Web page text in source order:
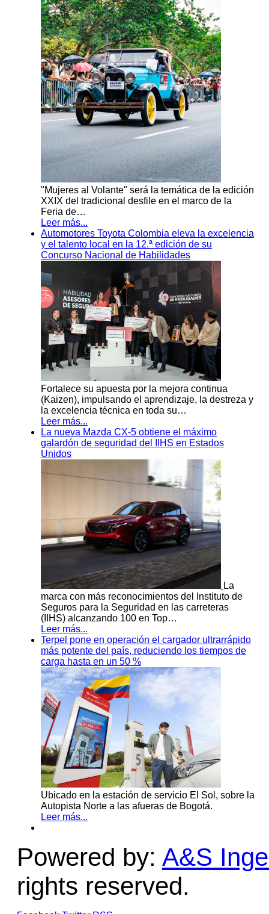
"Mujeres al Volante" será la temática de la edición
XXIX del tradicional desfile en el marco de la
Feria de…
Leer más...
Automotores Toyota Colombia eleva la excelencia
y el talento local en la 12.ª edición de su
Concurso Nacional de Habilidades
Fortalece su apuesta por la mejora continua
(Kaizen), impulsando el aprendizaje, la destreza y
la excelencia técnica en toda su…
Leer más...
La nueva Mazda CX-5 obtiene el máximo
galardón de seguridad del IIHS en Estados
Unidos
La
marca con más reconocimientos del Instituto de
Seguros para la Seguridad en las carreteras
(IIHS) alcanzando 100 en Top…
Leer más...
Terpel pone en operación el cargador ultrarrápido
más potente del país, reduciendo los tiempos de
carga hasta en un 50 %
Ubicado en la estación de servicio El Sol, sobre la
Autopista Norte a las afueras de Bogotá.
Leer más...
Powered by: A&S
rights reserved.